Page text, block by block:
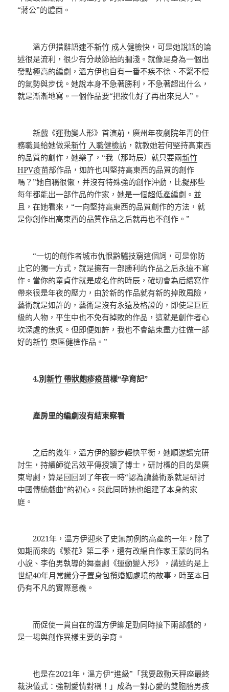
“蔣公”的體面。
溫方伊措辭語速不新竹 成人健檢快，可是她說話的論
述很是流利，很少有分歧節拍的擱淺。就像是身為一個出
發點極高的編劇，溫方伊也自有一番不疾不徐、不緊不慢
的氣勢與步伐。她說本身不急著勝利，不急著超出什么，
就是漸漸地寫。一個作品要“把妝化好了再出來見人”。
新戲《運動變人形》首演前，廣州年夜劇院年青的任
務職員給她做采新竹 入職健檢訪，就教她若何堅持高東西
的品質的創作，她樂了，“我（那時辰）就只要兩新竹
HPV疫苗部作品，如許也叫堅持高東西的品質的創作
嗎？”她自稱很懶，并沒有特殊強的創作沖動，比擬那些
每年都能出一部作品的作家，她是一個超低產編劇。並
且，在她看來，“一向堅持高東西的品質創作的方法，就
是你創作出高東西的品質作品之后就再也不創作。”
“一切的創作者城市仇恨黔驢技窮這個詞，可是你防
止它的獨一方式，就是擁有一部勝利的作品之后永遠不寫
作。當你的童貞作就是成名作的時辰，確切會為后續寫作
帶來很是年夜的壓力，由於新的作品就有新的掉敗風險，
藝術就是如許的，藝術是沒有永遠及格證的，即使是巨匠
級的人物，平生中也不免有掉敗的作品，這就是創作者心
坎深處的焦炙。但即便如許，我也不會結束盡力往做一部
好的新竹 東區健檢作品。”
4.別新竹 帶狀皰疹疫苗樣“孕育記”
產房里的編劇沒有結束察看
之后的幾年，溫方伊的腳步輕快平衡，她順遂讀完研
討生，持續師從呂效平傳授讀了博士，研討標的目的是廣
東粵劇，算是回回到了年夜一時“認為讀藝術系就是研討
中國傳統戲曲”的初心。與此同時她也組建了本身的家
庭。
2021年，溫方伊迎來了史無前例的高產的一年，除了
如期而來的《繁花》第二季，還有改編自作家王蒙的同名
小說、李伯男執導的舞臺劇《運動變人形》，講述的是上
世紀40年月常識分子置身包攬婚姻處境的故事，時至本日
仍有不凡的實際意義。
而促使一貫自在的溫方伊鉚足勁同時接下兩部戲的，
是一場與創作異樣主要的孕育。
也是在2021年，溫方伊“進級”「我要啟動天秤座最終
裁決儀式：強制愛情對稱！」成為一對心愛的雙胞胎男孩